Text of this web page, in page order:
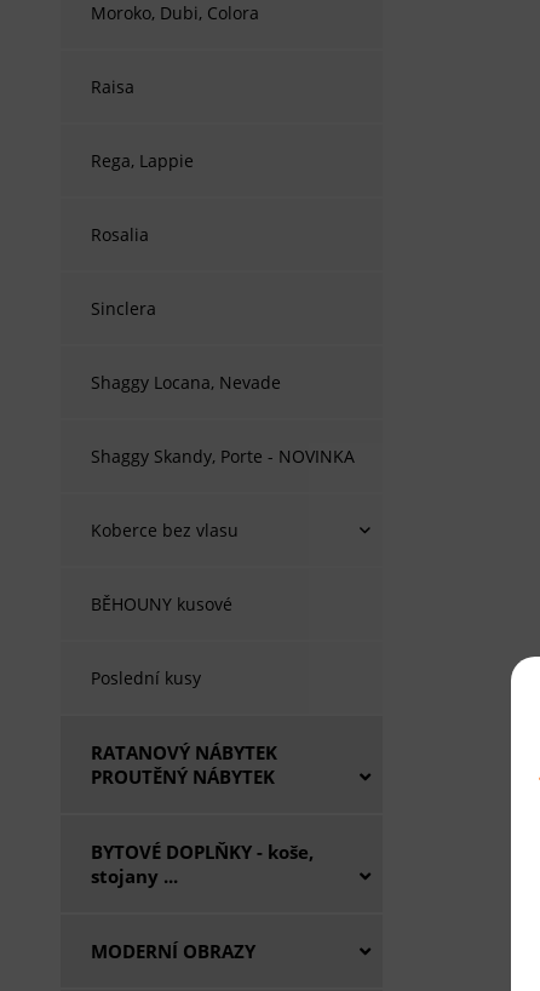
Moroko, Dubi, Colora
Raisa
Rega, Lappie
Rosalia
Sinclera
Shaggy Locana, Nevade
Shaggy Skandy, Porte - NOVINKA
Koberce bez vlasu
BĚHOUNY kusové
Poslední kusy
RATANOVÝ NÁBYTEK
PROUTĚNÝ NÁBYTEK
BYTOVÉ DOPLŇKY - koše,
stojany ...
MODERNÍ OBRAZY